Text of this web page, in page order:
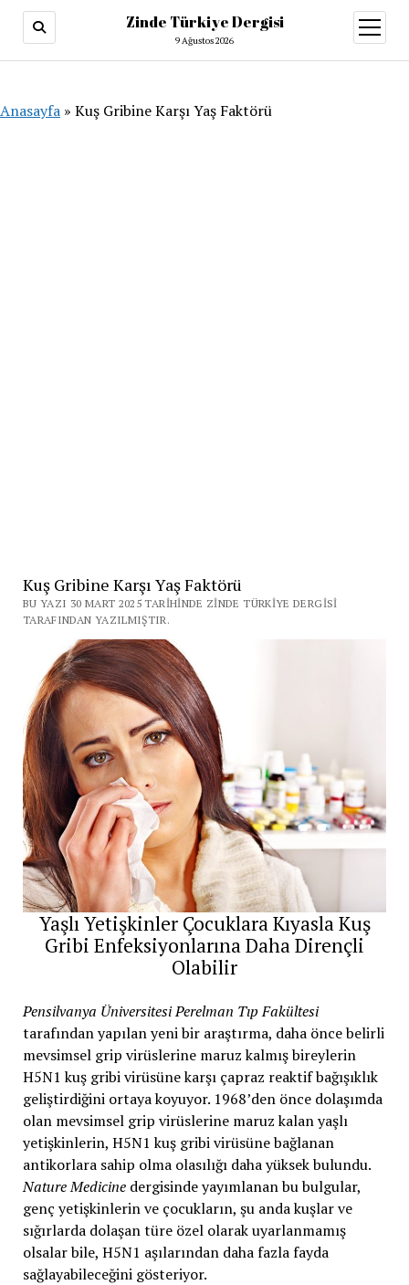
Zinde Türkiye Dergisi
9 Ağustos 2026
aç
Anasayfa » Kuş Gribine Karşı Yaş Faktörü
Kuş Gribine Karşı Yaş Faktörü
BU YAZI 30 MART 2025 TARIHINDE ZINDE TÜRKIYE DERGISI
TARAFINDAN YAZILMIŞTIR.
Yaşlı Yetişkinler Çocuklara Kıyasla Kuş
Gribi Enfeksiyonlarına Daha Dirençli
Olabilir
Pensilvanya Üniversitesi Perelman Tıp Fakültesi
tarafından yapılan yeni bir araştırma, daha önce belirli
mevsimsel grip virüslerine maruz kalmış bireylerin
H5N1 kuş gribi virüsüne karşı çapraz reaktif bağışıklık
geliştirdiğini ortaya koyuyor. 1968’den önce dolaşımda
olan mevsimsel grip virüslerine maruz kalan yaşlı
yetişkinlerin, H5N1 kuş gribi virüsüne bağlanan
antikorlara sahip olma olasılığı daha yüksek bulundu.
Nature Medicinedergisinde yayımlanan bu bulgular,
genç yetişkinlerin ve çocukların, şu anda kuşlar ve
sığırlarda dolaşan türe özel olarak uyarlanmamış
olsalar bile, H5N1 aşılarından daha fazla fayda
sağlayabileceğini gösteriyor.